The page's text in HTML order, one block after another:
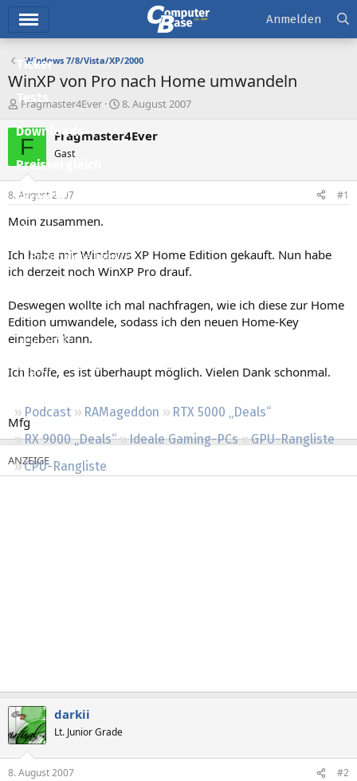
Ticker
Tests
Downloads
Preisvergleich
Forum
Aktuelles
Empfohlene Inhalte
Neueste Aktivitäten
Leserartikel
Regeln
Podcast RAMageddon
RTX 5000 „Deals“
RX 9000 „Deals“
Ideale Gaming-PCs
GPU-Rangliste
CPU-Rangliste
Anmelden
Windows 7/8/Vista/XP/2000
WinXP von Pro nach Home umwandeln
E
s
e
l
e
r
Fragmaster4Ever
E
s
t
8. August 2007
F Fragmaster4Ever
Gast
8. August 2007 #1
Moin zusammen.
Ich habe mir Windows XP Home Edition gekauft. Nun habe
ich derzeit noch WinXP Pro drauf.
Deswegen wollte ich mal nachfragen, wie ich diese zur Home
Edition umwandele, sodass ich den neuen Home-Key
eingeben kann.
Ich hoffe, es ist überhaupt möglich. Vielen Dank schonmal.
Mfg
darkii
Lt. Junior Grade
8. August 2007 #2